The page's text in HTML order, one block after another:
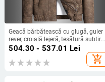
Geacă bărbătească cu glugă, guler
rever, croială lejeră, țesătură subțire,
90% poliester
504.30 - 537.01 Lei
add_shopping_cart